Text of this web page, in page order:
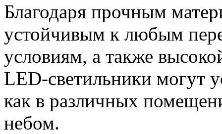
Благодаря прочным
устойчивым к любым
условиям, а также
LED-светильники могут
как в различных
небом.